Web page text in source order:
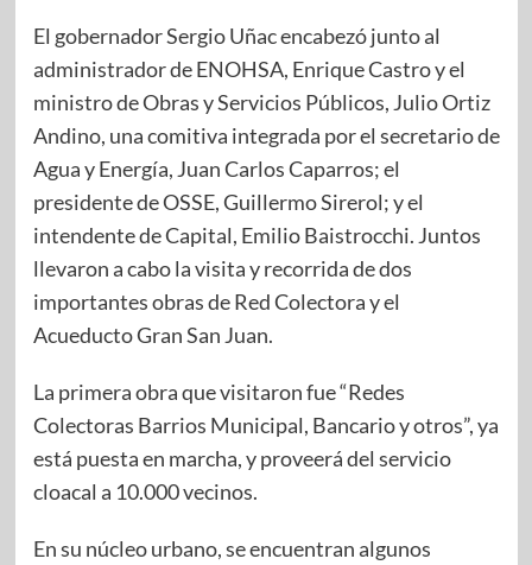
El gobernador Sergio Uñac encabezó junto al
administrador de ENOHSA, Enrique Castro y el
ministro de Obras y Servicios Públicos, Julio Ortiz
Andino, una comitiva integrada por el secretario de
Agua y Energía, Juan Carlos Caparros; el
presidente de OSSE, Guillermo Sirerol; y el
intendente de Capital, Emilio Baistrocchi. Juntos
llevaron a cabo la visita y recorrida de dos
importantes obras de Red Colectora y el
Acueducto Gran San Juan.
La primera obra que visitaron fue “Redes
Colectoras Barrios Municipal, Bancario y otros”, ya
está puesta en marcha, y proveerá del servicio
cloacal a 10.000 vecinos.
En su núcleo urbano, se encuentran algunos